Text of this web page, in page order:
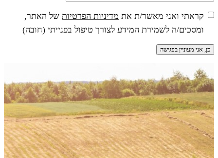
קראתי ואני מאשר/ת את מדיניות הפרטיות של האתר,
ומסכים/ה לשמירת המידע לצורך טיפול בפנייתי (חובה)